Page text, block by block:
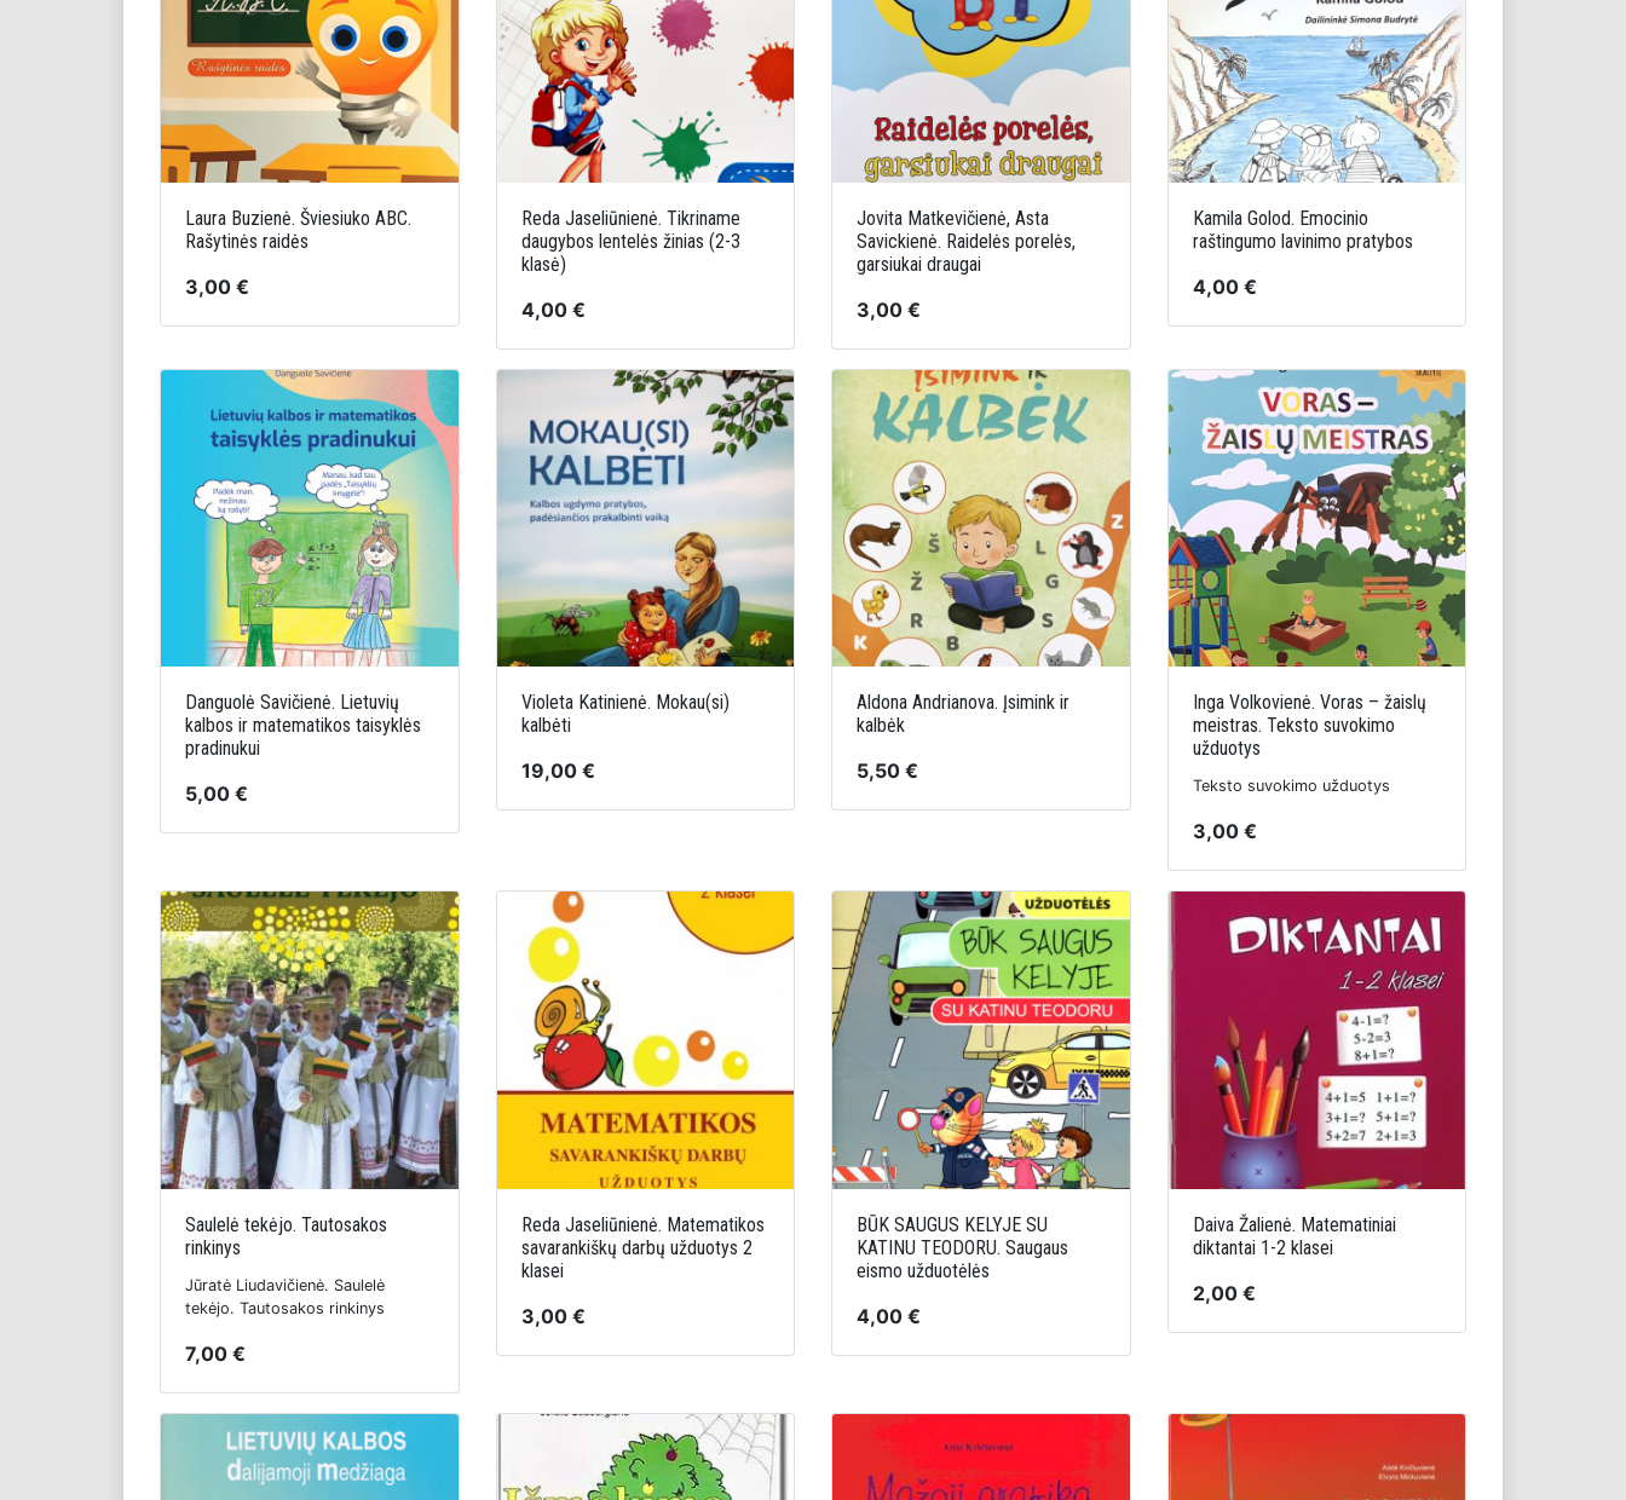
Laura Buzienė. Šviesiuko ABC.
Rašytinės raidės
3,00 €
Reda Jaseliūnienė. Tikriname
daugybos lentelės žinias (2-3
klasė)
4,00 €
Jovita Matkevičienė, Asta
Savickienė. Raidelės porelės,
garsiukai draugai
3,00 €
Kamila Golod. Emocinio
raštingumo lavinimo pratybos
4,00 €
Danguolė Savičienė. Lietuvių
kalbos ir matematikos taisyklės
pradinukui
5,00 €
Violeta Katinienė. Mokau(si)
kalbėti
19,00 €
Aldona Andrianova. Įsimink ir
kalbėk
5,50 €
Inga Volkovienė. Voras – žaislų
meistras. Teksto suvokimo
užduotys
Teksto suvokimo užduotys
3,00 €
Saulelė tekėjo. Tautosakos
rinkinys
Jūratė Liudavičienė. Saulelė
tekėjo. Tautosakos rinkinys
7,00 €
Reda Jaseliūnienė. Matematikos
savarankiškų darbų užduotys 2
klasei
3,00 €
BŪK SAUGUS KELYJE SU
KATINU TEODORU. Saugaus
eismo užduotėlės
4,00 €
Daiva Žalienė. Matematiniai
diktantai 1-2 klasei
2,00 €